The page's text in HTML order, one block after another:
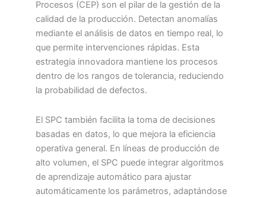
Procesos (CEP) son el pilar de la gestión de la
calidad de la producción. Detectan anomalías
mediante el análisis de datos en tiempo real, lo
que permite intervenciones rápidas. Esta
estrategia innovadora mantiene los procesos
dentro de los rangos de tolerancia, reduciendo
la probabilidad de defectos.
El SPC también facilita la toma de decisiones
basadas en datos, lo que mejora la eficiencia
operativa general. En líneas de producción de
alto volumen, el SPC puede integrar algoritmos
de aprendizaje automático para ajustar
automáticamente los parámetros, adaptándose